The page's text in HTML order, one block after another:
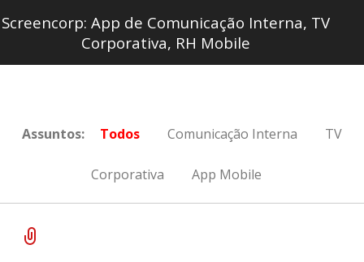
Screencorp: App de Comunicação Interna, TV
Corporativa, RH Mobile
Assuntos: Todos Comunicação Interna TV
Corporativa App Mobile